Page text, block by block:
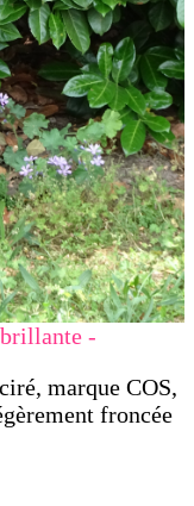
-
marque COS,
froncée